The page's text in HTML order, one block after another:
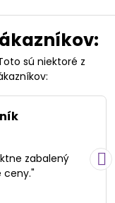
sú niektoré z
zabalený
ceny."